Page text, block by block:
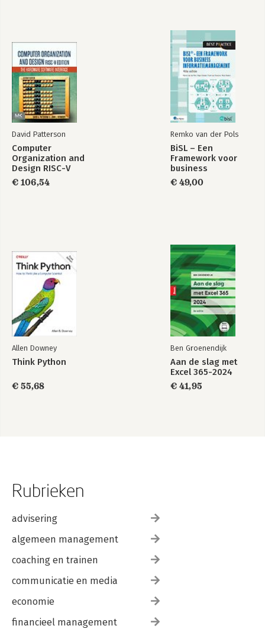
David Patterson
Computer
Organization and
Design RISC-V
Edition
€ 106,54
Remko van der Pols
BiSL – Een
Framework voor
business
€ 49,00
Allen Downey
Think Python
€ 55,68
Ben Groenendijk
Aan de slag met
Excel 365-2024
€ 41,95
Rubrieken
advisering
algemeen management
coaching en trainen
communicatie en media
economie
financieel management